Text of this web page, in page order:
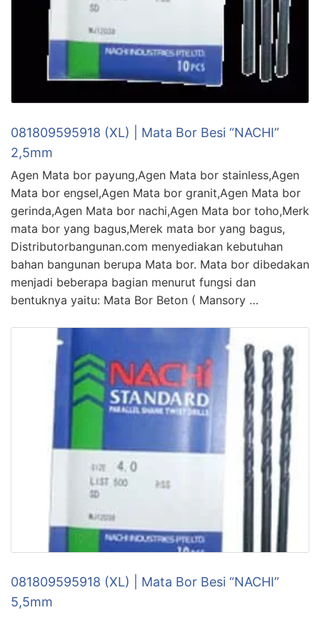
081809595918 (XL) | Mata Bor Besi “NACHI”
2,5mm
Agen Mata bor payung,Agen Mata bor stainless,Agen
Mata bor engsel,Agen Mata bor granit,Agen Mata bor
gerinda,Agen Mata bor nachi,Agen Mata bor toho,Merk
mata bor yang bagus,Merek mata bor yang bagus,
Distributorbangunan.com menyediakan kebutuhan
bahan bangunan berupa Mata bor. Mata bor dibedakan
menjadi beberapa bagian menurut fungsi dan
bentuknya yaitu: Mata Bor Beton ( Mansory …
081809595918 (XL) | Mata Bor Besi “NACHI”
5,5mm